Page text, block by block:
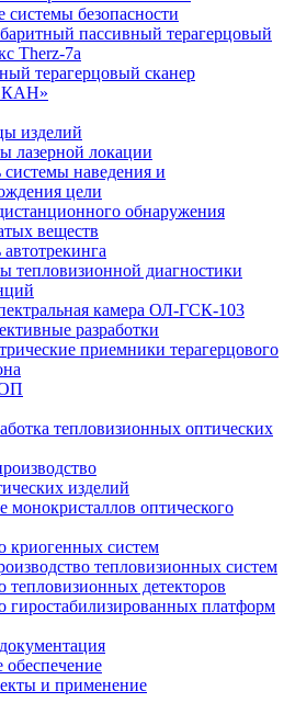
системы безопасности
пассивный терагерцовый
Therz-7a
терагерцовый сканер
изделий
лазерной локации
наведения и
цели
обнаружения
веществ
тепловизионной диагностики
камера ОЛ-ГСК-103
разработки
приемники терагерцового
тепловизионных оптических
изделий
оптического
криогенных систем
тепловизионных систем
тепловизионных детекторов
гиростабилизированных платформ
и применение